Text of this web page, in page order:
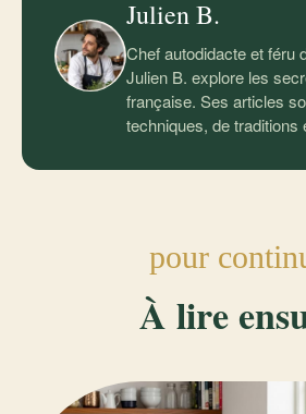
Julien B.
Chef autodidacte et féru
Julien B. explore les
française. Ses articles
techniques, de traditions
pour
À lire